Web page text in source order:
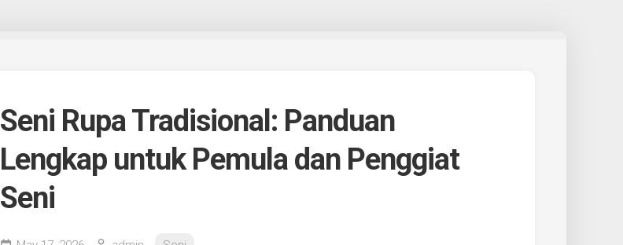
Seni Rupa Tradisional: Panduan
Lengkap untuk Pemula dan Penggiat
Seni